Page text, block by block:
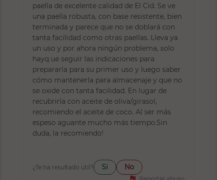
paella de excelente calidad de El Cid. Se ve
una paella robusta, con base resistente, bien
terminada y parece que no se doblará con
tanta facilidad como otras paellas. Lleva ya
un uso y por ahora ningún problema, solo
hayq ue seguir las indicaciones para
prepararla para su primer uso y luego saber
cómo mantenerla para almacenaje y que no
se oxide con tanta facilidad. En lugar de
recubrirla con aceite de oliva/girasol,
recomiendo el aceite de coco. Al ser más
espeso aguante mucho más tiempo.Sin
duda, la recomiendo!
¿Te ha resultado útil? Si
No